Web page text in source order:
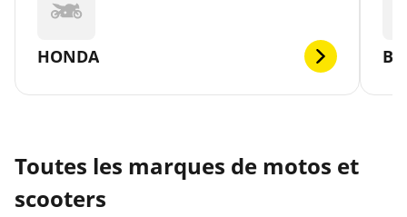
HONDA
Toutes les marques de motos et
scooters